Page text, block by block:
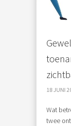
18 JUNI
Wat
twee